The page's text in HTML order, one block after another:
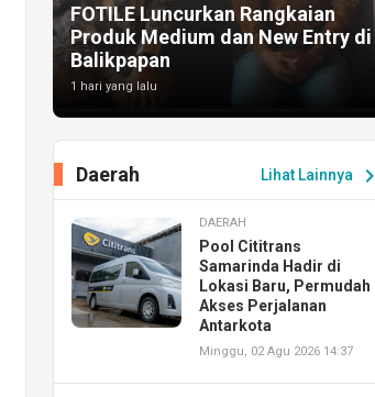
FOTILE Luncurkan Rangkaian
Produk Medium dan New Entry di
Balikpapan
1 hari yang lalu
Lihat Lainnya chevron_right
Daerah
DAERAH
Pool Cititrans
Samarinda Hadir di
Lokasi Baru, Permudah
Akses Perjalanan
Antarkota
Minggu, 02 Agu 2026 14:37